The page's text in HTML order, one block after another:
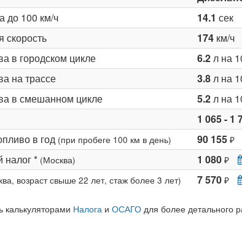
до 100 км/ч
14.1 сек
скорость
174км/ч
в городском цикле
6.2л на
на трассе
3.8л на
в смешанном цикле
5.2л на
1 065 - 1
в год (при пробеге 100 км в день) 90 155 ₽
налог * (Москва) 1 080 ₽
возраст свыше 22 лет, стаж более 3 лет) 7 570 ₽
калькуляторами Налогаи ОСАГОдля более детального